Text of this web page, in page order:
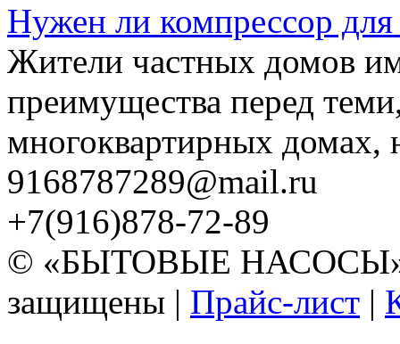
Нужен ли компрессор для
Жители частных домов
преимущества перед
многоквартирных домах,
9168787289@mail.ru
+7(916)878-72-89
© «БЫТОВЫЕ НАСОСЫ»
защищены | Прайс-лист |